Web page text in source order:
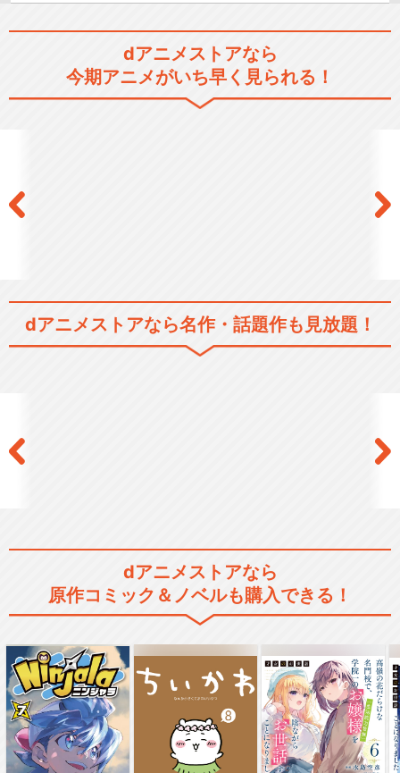
夜桜四重奏 -ハナノウタ-
dアニメストアなら
今期アニメがいち早く見られる！
dアニメストアなら名作・話題作も見放題！
dアニメストアなら
原作コミック＆ノベルも購入できる！